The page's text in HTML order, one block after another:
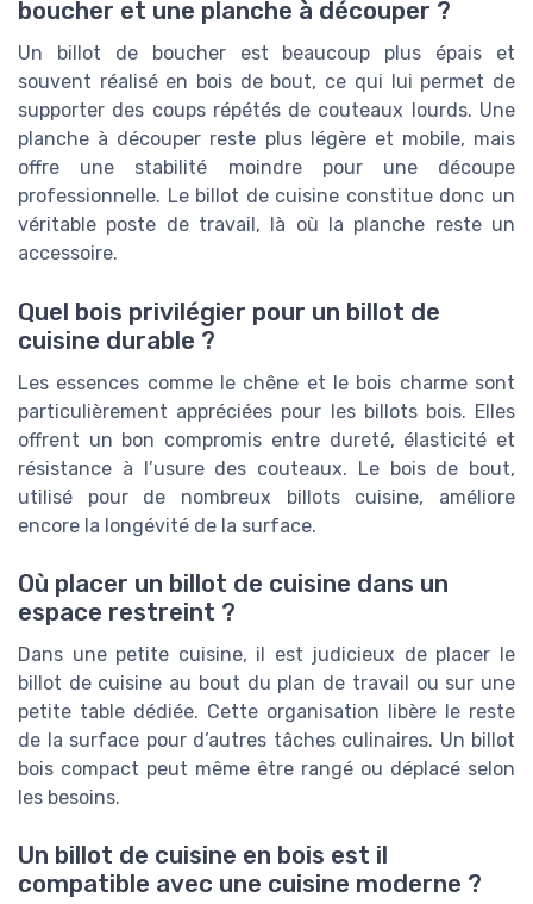
boucher et une planche à découper ?
Un billot de boucher est beaucoup plus épais et
souvent réalisé en bois de bout, ce qui lui permet de
supporter des coups répétés de couteaux lourds. Une
planche à découper reste plus légère et mobile, mais
offre une stabilité moindre pour une découpe
professionnelle. Le billot de cuisine constitue donc un
véritable poste de travail, là où la planche reste un
accessoire.
Quel bois privilégier pour un billot de
cuisine durable ?
Les essences comme le chêne et le bois charme sont
particulièrement appréciées pour les billots bois. Elles
offrent un bon compromis entre dureté, élasticité et
résistance à l’usure des couteaux. Le bois de bout,
utilisé pour de nombreux billots cuisine, améliore
encore la longévité de la surface.
Où placer un billot de cuisine dans un
espace restreint ?
Dans une petite cuisine, il est judicieux de placer le
billot de cuisine au bout du plan de travail ou sur une
petite table dédiée. Cette organisation libère le reste
de la surface pour d’autres tâches culinaires. Un billot
bois compact peut même être rangé ou déplacé selon
les besoins.
Un billot de cuisine en bois est il
compatible avec une cuisine moderne ?